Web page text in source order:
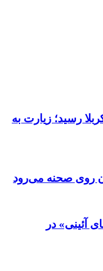
رسید؛ زیارت به
روی صحنه می‌رود
آئینی» در